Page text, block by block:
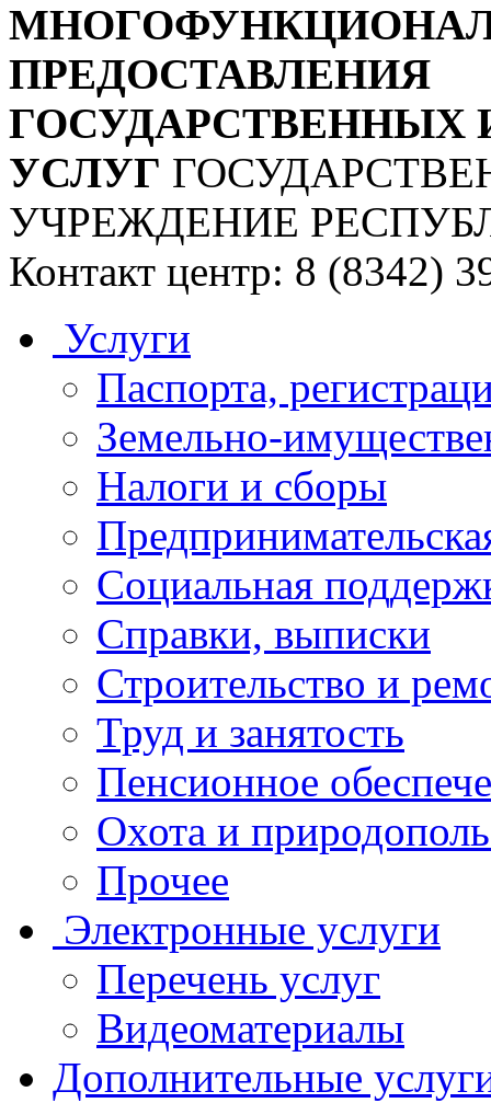
ПРЕДОСТАВЛЕНИЯ
УСЛУГ
УЧРЕЖДЕНИЕ
Контакт центр: 8 (8342)
Услуги
Паспорта,
Земельно-
Налоги и сборы
Социальная
Справки, выписки
Строительство и
Труд и занятость
Пенсионное
Охота и
Прочее
Электронные услуги
Перечень услуг
Видеоматериалы
Дополнительные